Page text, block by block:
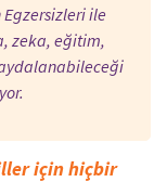
ile
zeka, eğitim,
için hiçbir